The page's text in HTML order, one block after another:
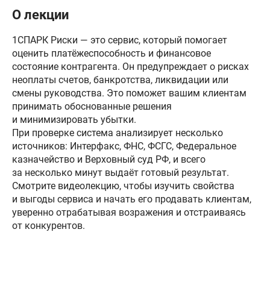
О лекции
1СПАРК Риски — это сервис, который помогает
оценить платёжеспособность и финансовое
состояние контрагента. Он предупреждает о рисках
неоплаты счетов, банкротства, ликвидации или
смены руководства. Это поможет вашим клиентам
принимать обоснованные решения
и минимизировать убытки.
При проверке система анализирует несколько
источников: Интерфакс, ФНС, ФСГС, Федеральное
казначейство и Верховный суд РФ, и всего
за несколько минут выдаёт готовый результат.
Смотрите видеолекцию, чтобы изучить свойства
и выгоды сервиса и начать его продавать клиентам,
уверенно отрабатывая возражения и отстраиваясь
от конкурентов.